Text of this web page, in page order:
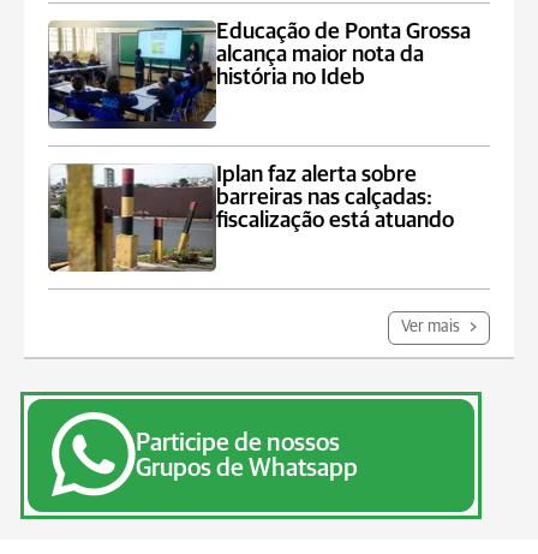
Educação de Ponta Grossa
alcança maior nota da
história no Ideb
Iplan faz alerta sobre
barreiras nas calçadas:
fiscalização está atuando
Ver mais
Participe de nossos
Grupos de Whatsapp